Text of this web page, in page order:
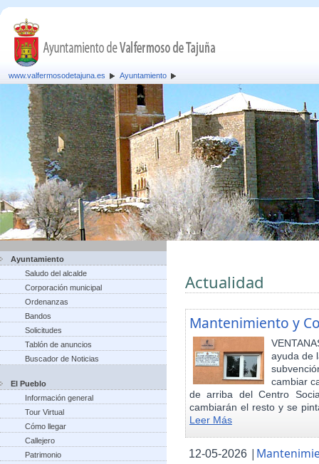
www.valfermosodetajuna.es Ayuntamiento
Ayuntamiento
Saludo del alcalde
Corporación municipal
Ordenanzas
Bandos
Solicitudes
Tablón de anuncios
Buscador de Noticias
El Pueblo
Información general
Tour Virtual
Cómo llegar
Callejero
Patrimonio
Actualidad
Mantenimiento y
ayuda de
cambiar
de arriba del Centro
cambiarán el resto y se
Leer Más
12-05-2026 |